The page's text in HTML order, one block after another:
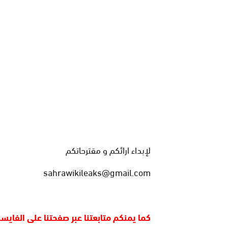
لإبداء ارائكم و مقترحاتكم
sahrawikileaks@gmail.com
كما يمنكم متابعتنا عبر صفحتنا على